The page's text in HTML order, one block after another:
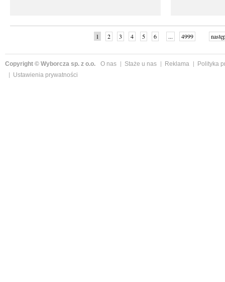
1 2 3 4 5 6 ... 4999
Copyright © Wyborcza sp. z o.o. O nas Staże u nas Reklama
Polityka
Ustawienia prywatności